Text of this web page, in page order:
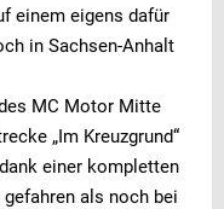
einem eigens dafür
in Sachsen-Anhalt
MC Motor Mitte
„Im Kreuzgrund“
einer kompletten
als noch bei